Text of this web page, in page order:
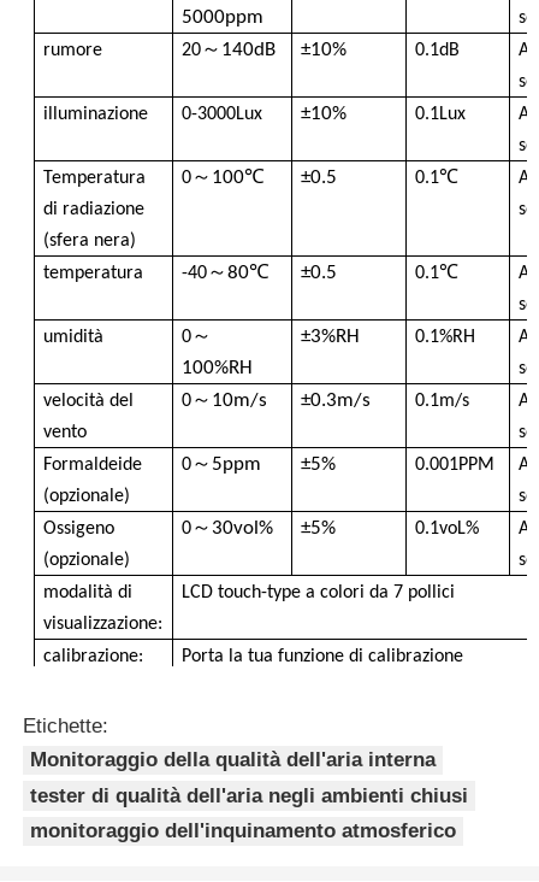
Dispositivo di monitoraggio della qualità dell'aria
Sistema di monitoraggio della qualità dell'aria esterna
Rilevatore di ioni negativi
Detettore di ozono
Taiwan Huibo Ultrasonic Instrument Series
Termometro a fibra ottica
Detettore di emissività a infrarossi
5000ppm
rumore
20～ 140dB ±10% 0.1dB
illuminazione
0-3000Lux ±10% 0.1Lux
Temperatura
di radiazione
(sfera nera)
0～ 100℃ ±0.5 0.1℃
temperatura -40～80℃ ±0.5 0.1℃
umidità
0～
100%RH
±3%RH 0.1%RH
velocità del
vento
0～ 10m/s ±0.3m/s 0.1m/s
Formaldeide
(opzionale)
0～ 5ppm ±5% 0.001PPM
Ossigeno
(opzionale)
0～ 30vol% ±5% 0.1voL%
modalità di
visualizzazione:
LCD touch-type a colori da 7 pollici
calibrazione:
Porta la tua funzione di calibrazione
segnale:
Esportazione
Esportazione USB PC o esportazione su disco
Etichette:
Monitoraggio della qualità dell'aria interna
tester di qualità dell'aria negli ambienti chiusi
monitoraggio dell'inquinamento atmosferico